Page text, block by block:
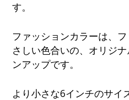
す。
ファッションカラーは、
さしい色合いの、オリジ
ンアップです。
より小さな6インチのサイ